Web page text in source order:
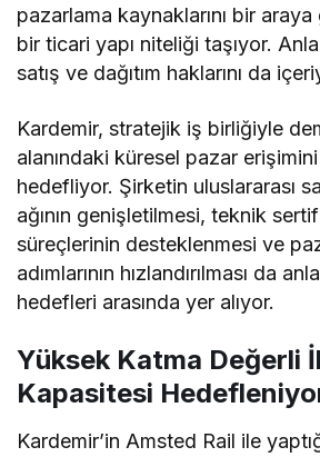
pazarlama kaynaklarını bir araya
bir ticari yapı niteliği taşıyor.
satış ve dağıtım haklarını da
Kardemir, stratejik iş birliğiyle
alanındaki küresel pazar
hedefliyor. Şirketin uluslararası
ağının genişletilmesi, teknik
süreçlerinin desteklenmesi ve
adımlarının hızlandırılması da
hedefleri arasında yer alıyor.
Yüksek Katma Değerli
Kapasitesi
Kardemir’in Amsted Rail ile